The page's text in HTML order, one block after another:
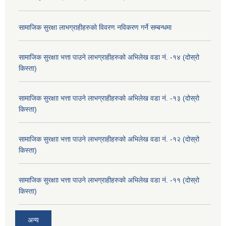
सामाजिक सुरक्षा लाभग्राहीहरुको विवरण नविकरण गर्ने सम्बन्धमा
सामाजिक सुरक्षाा भत्ता पाउने लाभग्राहीहरुको अभिलेख वडा नं. -१४ (दोस्रो
किस्ता)
सामाजिक सुरक्षाा भत्ता पाउने लाभग्राहीहरुको अभिलेख वडा नं. -१३ (दोस्रो
किस्ता)
सामाजिक सुरक्षाा भत्ता पाउने लाभग्राहीहरुको अभिलेख वडा नं. -१२ (दोस्रो
किस्ता)
सामाजिक सुरक्षाा भत्ता पाउने लाभग्राहीहरुको अभिलेख वडा नं. -११ (दोस्रो
किस्ता)
अन्य